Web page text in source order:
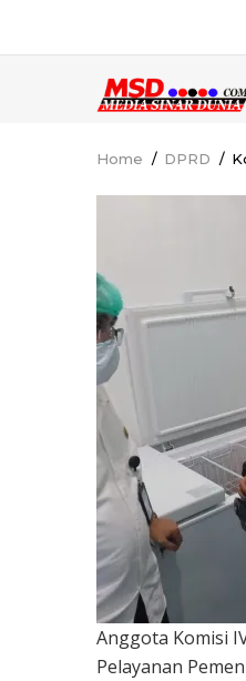
Home / DPRD /
Anggota Komisi
Pelayanan